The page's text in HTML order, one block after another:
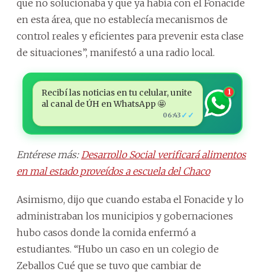
que no solucionaba y que ya había con el Fonacide
en esta área, que no establecía mecanismos de
control reales y eficientes para prevenir esta clase
de situaciones”, manifestó a una radio local.
Recibí las noticias en tu celular, unite
al canal de ÚH en WhatsApp 🤩
06:43 ✓✓
1
Entérese más: Desarrollo Social verificará alimentos
en mal estado proveídos a escuela del Chaco
Asimismo, dijo que cuando estaba el Fonacide y lo
administraban los municipios y gobernaciones
hubo casos donde la comida enfermó a
estudiantes. “Hubo un caso en un colegio de
Zeballos Cué que se tuvo que cambiar de